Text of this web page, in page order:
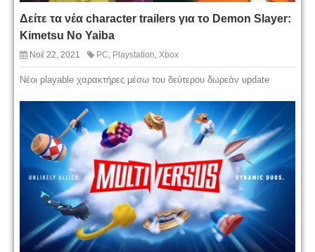
Δείτε τα νέα character trailers για το Demon Slayer:
Kimetsu No Yaiba
Νοέ 22, 2021 PC Playstation Xbox
Νέοι playable χαρακτήρες μέσω του δεύτερου δωρεάν update